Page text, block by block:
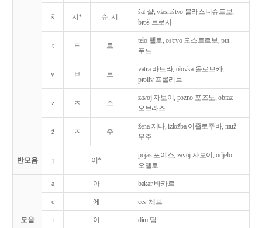
š 시* 슈, 시
šal 샬, vlasništvo 블라스니슈트보,
broš 브로시
t ㅌ 트
telo 텔로, ostrvo 오스트르보, put
푸트
v ㅂ 브
vatra 바트라, olovka 올로브카,
proliv 프롤리브
z ㅈ 즈
zavoj 자보이, pozno 포즈노, obraz
오브라즈
ž ㅈ 주
žena 제나, izložba 이즐로주바, muž
무주
반모음 j 이*
pojas 포야스, zavoj 자보이, odjelo
오델로
모음
a 아 bakar 바카르
e 에 cev 체브
i 이 dim 딤